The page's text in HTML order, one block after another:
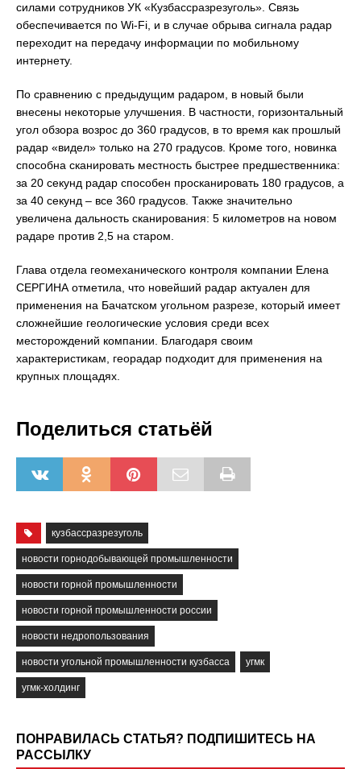
силами сотрудников УК «Кузбассразрезуголь». Связь
обеспечивается по Wi-Fi, и в случае обрыва сигнала радар
переходит на передачу информации по мобильному
интернету.
По сравнению с предыдущим радаром, в новый были
внесены некоторые улучшения. В частности, горизонтальный
угол обзора возрос до 360 градусов, в то время как прошлый
радар «видел» только на 270 градусов. Кроме того, новинка
способна сканировать местность быстрее предшественника:
за 20 секунд радар способен просканировать 180 градусов, а
за 40 секунд – все 360 градусов. Также значительно
увеличена дальность сканирования: 5 километров на новом
радаре против 2,5 на старом.
Глава отдела геомеханического контроля компании Елена
СЕРГИНА отметила, что новейший радар актуален для
применения на Бачатском угольном разрезе, который имеет
сложнейшие геологические условия среди всех
месторождений компании. Благодаря своим
характеристикам, георадар подходит для применения на
крупных площадях.
Поделиться статьёй
кузбассразрезуголь
новости горнодобывающей промышленности
новости горной промышленности
новости горной промышленности россии
новости недропользования
новости угольной промышленности кузбасса угмк
угмк-холдинг
ПОНРАВИЛАСЬ СТАТЬЯ? ПОДПИШИТЕСЬ НА
РАССЫЛКУ